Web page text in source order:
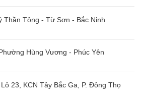
vi sóng Electrolux EMG23D22B
nấu tự động. Các chương trình
sẵn cho các loại thực phẩm mà
cũng như trọng lượng của thực
sóng Electrolux có nướng 30 lít
Thần Tông - Từ Sơn - Bắc Ninh
Hùng Vương - Phúc Yên
Lô 23, KCN Tây Bắc Ga, P. Đông Thọ